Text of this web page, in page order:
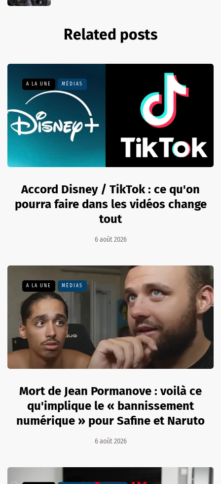
Related posts
A LA UNE MÉDIAS
Accord Disney / TikTok : ce qu'on
pourra faire dans les vidéos change
tout
6 août 2026
A LA UNE MÉDIAS
Mort de Jean Pormanove : voilà ce
qu'implique le « bannissement
numérique » pour Safine et Naruto
6 août 2026